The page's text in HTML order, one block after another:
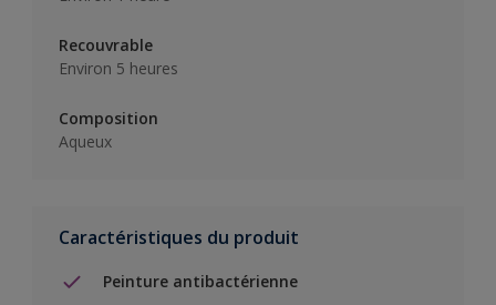
Recouvrable
Environ 5 heures
Composition
Aqueux
Caractéristiques du produit
Peinture antibactérienne